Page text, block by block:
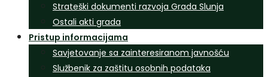
Strateški dokumenti razvoja Grada Slunja
Ostali akti grada
Pristup informacijama
Savjetovanje sa zainteresiranom javnošću
Službenik za zaštitu osobnih podataka